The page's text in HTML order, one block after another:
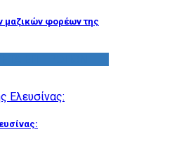
φορέων της